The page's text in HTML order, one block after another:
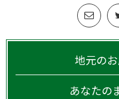
地元の
あなたの